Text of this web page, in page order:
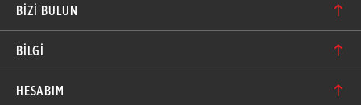
BIZI BULUN
bilgi@motolastik.com
BİLGİ
HESABIM